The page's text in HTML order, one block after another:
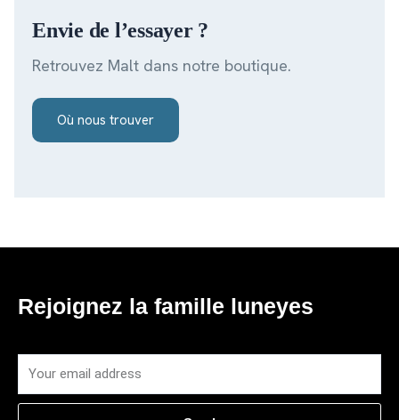
Envie de l’essayer ?
Retrouvez Malt dans notre boutique.
Où nous trouver
Rejoignez la famille luneyes